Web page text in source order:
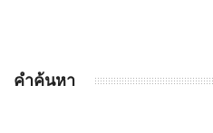
คำค้นหา